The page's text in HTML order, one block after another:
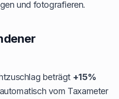
und fotografieren.
beträgt +15%
vom Taxameter